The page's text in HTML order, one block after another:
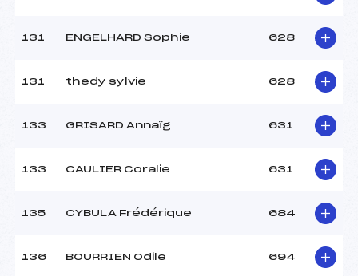
131 ENGELHARD Sophie 628
131 thedy sylvie 628
133 GRISARD Annaïg 631
133 CAULIER Coralie 631
135 CYBULA Frédérique 684
136 BOURRIEN Odile 694